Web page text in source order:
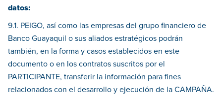
datos:
9.1. PEIGO, así como las empresas del grupo financiero de
Banco Guayaquil o sus aliados estratégicos podrán
también, en la forma y casos establecidos en este
documento o en los contratos suscritos por el
PARTICIPANTE, transferir la información para fines
relacionados con el desarrollo y ejecución de la CAMPAÑA.